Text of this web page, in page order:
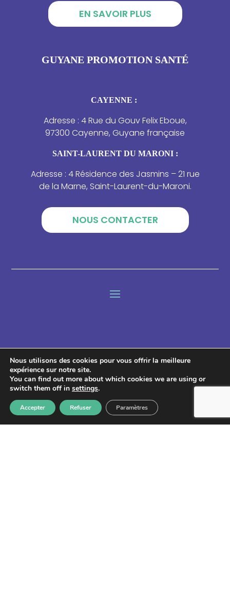
EN SAVOIR PLUS
GUYANE PROMOTION SANTÉ
CAYENNE :
Adresse : 4 Rue du Gouv Felix Eboue,
97300 Cayenne, Guyane française
SAINT-LAURENT DU MARONI :
Adresse : 4 Résidence des Jasmins – 21 rue
de la Marne, Saint-Laurent-du-Maroni.
NOUS CONTACTER
Lettre d'information
Nous utilisons des cookies pour vous offrir la meilleure
expérience sur notre site.
You can find out more about which cookies we are using or
switch them off in settings.
Accepter Refuser Paramètres